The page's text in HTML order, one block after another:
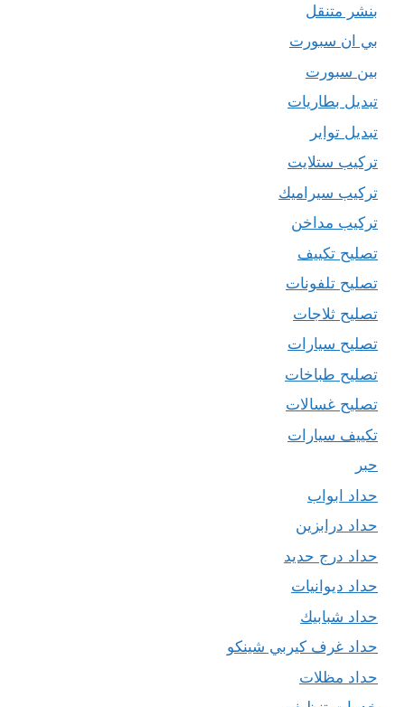
بنشر متنقل
بي ان سبورت
بين سبورت
تبديل بطاريات
تبديل تواير
تركيب ستلايت
تركيب سيراميك
تركيب مداخن
تصليح تكييف
تصليح تلفونات
تصليح ثلاجات
تصليح سيارات
تصليح طباخات
تصليح غسالات
تكييف سيارات
حبر
حداد ابواب
حداد درابزين
حداد درج حديد
حداد ديوانيات
حداد شبابيك
حداد غرف كيربي شينكو
حداد مظلات